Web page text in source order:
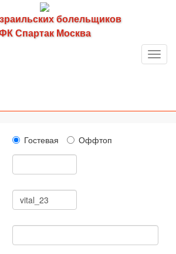
болельщиков
Спартак Москва
Гостевая
Оффтоп